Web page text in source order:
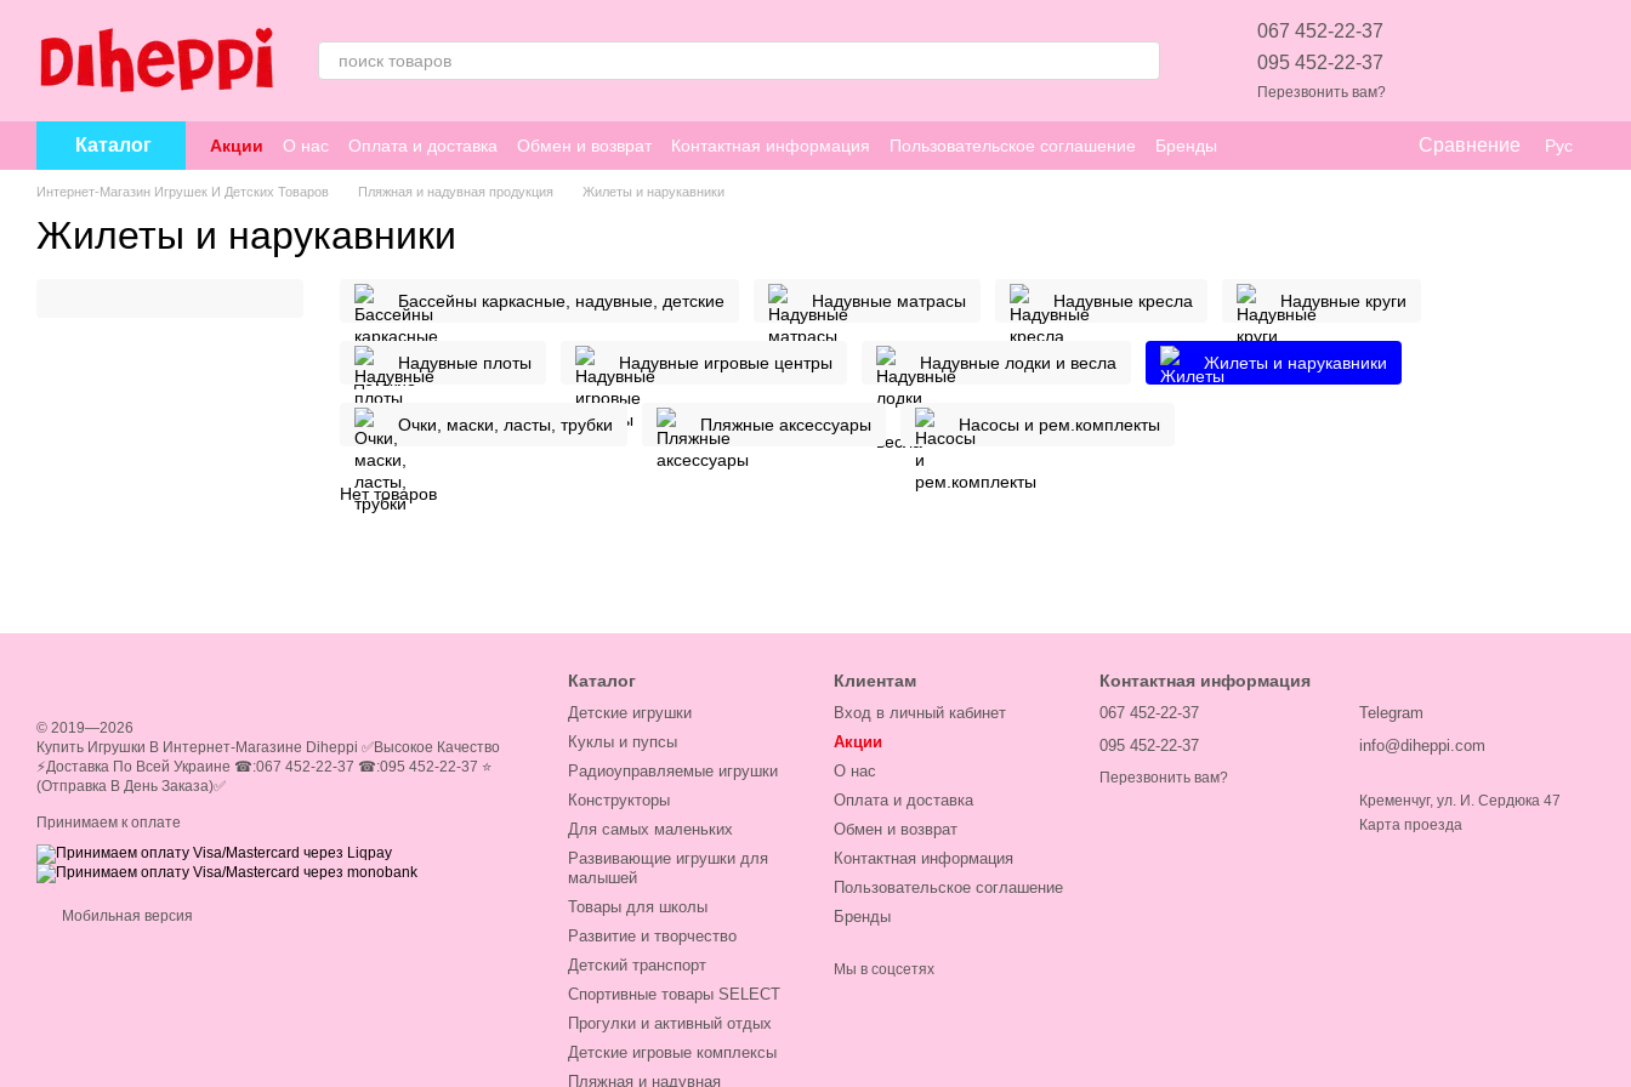
067 452-22-37
095 452-22-37
Перезвонить вам?
Каталог Акции О нас Оплата и доставка Обмен и возврат Контактная информация Пользовательское соглашение Бренды Сравнение Рус
Интернет-Магазин Игрушек И Детских Товаров Пляжная и надувная продукция Жилеты и нарукавники
Жилеты и нарукавники
Бассейны каркасные, надувные, детские Надувные матрасы Надувные кресла Надувные круги
Надувные плоты Надувные игровые центры Надувные лодки и весла Жилеты и нарукавники
Очки, маски, ласты, трубки Пляжные аксессуары Насосы и рем.комплекты
Нет товаров
© 2019—2026
Купить Игрушки В Интернет-Магазине Diheppi ✅Высокое Качество
⚡Доставка По Всей Украине ☎:067 452-22-37 ☎:095 452-22-37 ⭐
(Отправка В День Заказа)✅
Принимаем к оплате
Мобильная версия
Каталог
Детские игрушки
Куклы и пупсы
Радиоуправляемые игрушки
Конструкторы
Для самых маленьких
Развивающие игрушки для
малышей
Товары для школы
Развитие и творчество
Детский транспорт
Спортивные товары SELECT
Прогулки и активный отдых
Детские игровые комплексы
Пляжная и надувная
Клиентам
Вход в личный кабинет
Акции
О нас
Оплата и доставка
Обмен и возврат
Контактная информация
Пользовательское соглашение
Бренды
Мы в соцсетях
Контактная информация
067 452-22-37
095 452-22-37
Перезвонить вам?
Telegram
info@diheppi.com
Кременчуг, ул. И. Сердюка 47
Карта проезда